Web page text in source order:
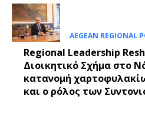
AEGEAN REGIONAL
Regional Leadership
Διοικητικό Σχήμα στο
κατανομή
και ο ρόλος των